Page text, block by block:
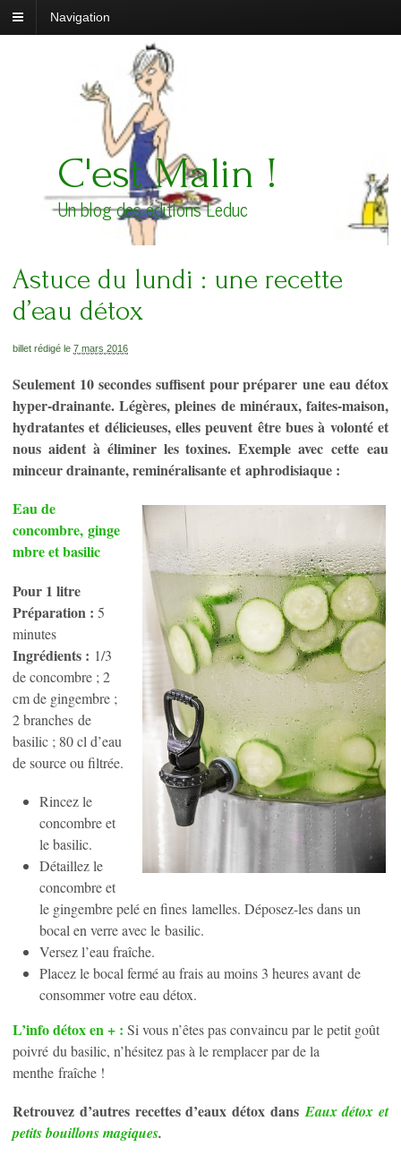
Navigation
C'est Malin !
Un blog des éditions Leduc
Astuce du lundi : une recette
d’eau détox
billet rédigé le 7 mars 2016
Seulement 10 secondes suffisent pour préparer une eau détox
hyper-drainante. Légères, pleines de minéraux, faites-maison,
hydratantes et délicieuses, elles peuvent être bues à volonté et
nous aident à éliminer les toxines. Exemple avec cette eau
minceur drainante, reminéralisante et aphrodisiaque :
Eau de
concombre, ginge
mbre et basilic
Pour 1 litre
Préparation : 5
minutes
Ingrédients : 1/3
de concombre ; 2
cm de gingembre ;
2 branches de
basilic ; 80 cl d’eau
de source ou filtrée.
Rincez le
concombre et
le basilic.
Détaillez le
concombre et
le gingembre pelé en fines lamelles. Déposez-les dans un
bocal en verre avec le basilic.
Versez l’eau fraîche.
Placez le bocal fermé au frais au moins 3 heures avant de
consommer votre eau détox.
L’info détox en + : Si vous n’êtes pas convaincu par le petit goût
poivré du basilic, n’hésitez pas à le remplacer par de la
menthe fraîche !
Retrouvez d’autres recettes d’eaux détox dansEaux détox et
petits bouillons magiques.